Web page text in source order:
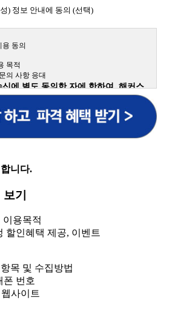
) 정보 안내에 동의 (선택)
동의
목적
의 사항 응대
에 별도 동의한 자에 한하여 해커스
비롯한 해커스 교육그룹의 새로운 서
벤트, 최신 정보 안내 등 신청자의 취
비스를 제공하기 위함.
스잡, 해커스금융, 해커스임용, 해커스공무
소방, 해커스공인중개사, 해커스주택관리
용 기간: 법령상 정하는 경우를 제
시까지 이용 및 보관합니다. 단, 비회
부터 3년 이내 탈퇴하는 자의 경우,
쟁처리를 위해 3년간 보관합니다.
이 제한됩니다.
니다.
기
이용목적
할인혜택 제공, 이벤트
목 및 수집방법
폰 번호
사이트